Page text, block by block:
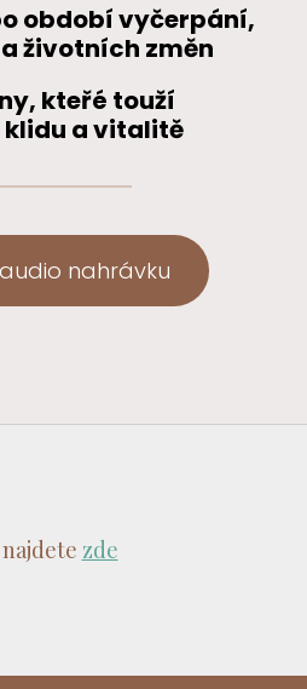
období vyčerpání,
životních změn
kteřé touží
a vitalitě
nahrávku
zde